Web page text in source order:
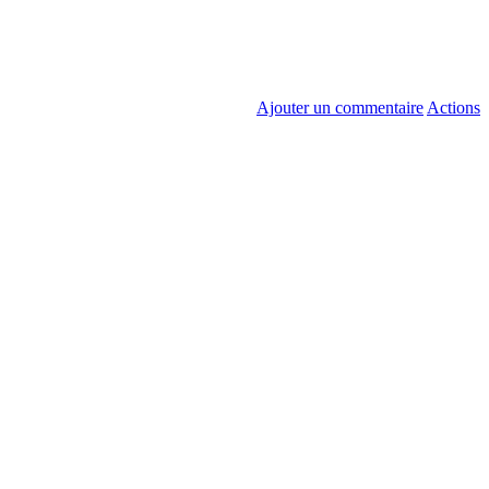
Ajouter un commentaire Actions